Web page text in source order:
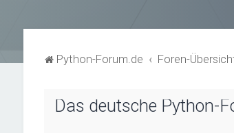
Python-Forum.de Foren-
Das deutsche Python-